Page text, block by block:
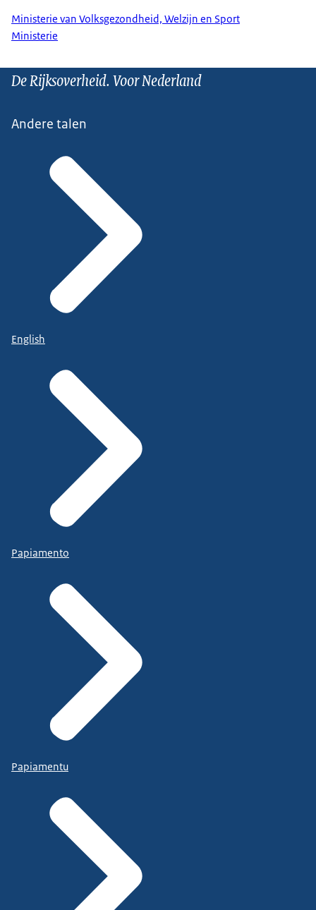
Ministerie van Volksgezondheid, Welzijn en Sport
Ministerie
De Rijksoverheid. Voor Nederland
Andere talen
English
Papiamento
Papiamentu